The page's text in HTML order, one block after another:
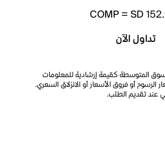
COMP=SD
تداول الآن
المتوسطة كقيمة إرشادية للمعلومات
أو فروق الأسعار أو الانزلاق السعري.
عند تقديم الطلب.